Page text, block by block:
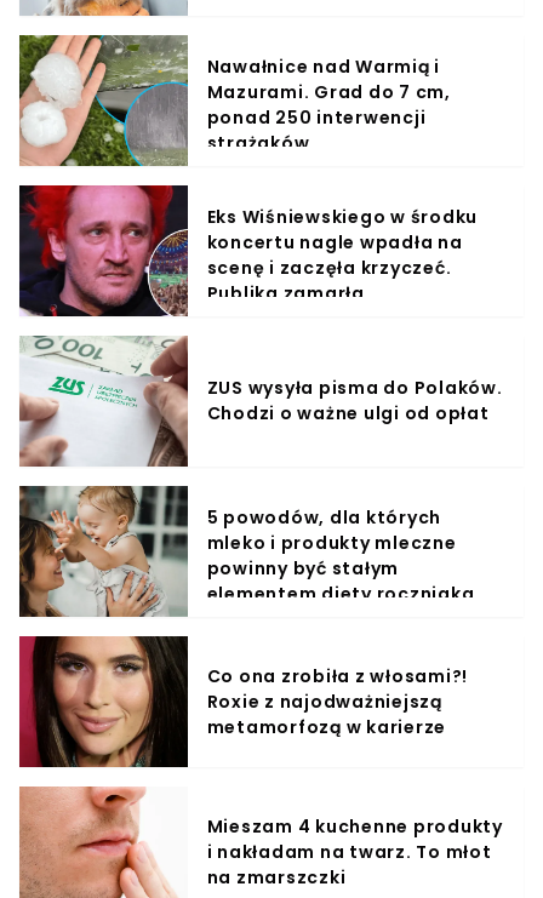
Nawałnice nad Warmią i
Mazurami. Grad do 7 cm,
ponad 250 interwencji
strażaków
Eks Wiśniewskiego w środku
koncertu nagle wpadła na
scenę i zaczęła krzyczeć.
Publika zamarła
ZUS wysyła pisma do Polaków.
Chodzi o ważne ulgi od opłat
5 powodów, dla których
mleko i produkty mleczne
powinny być stałym
elementem diety roczniaka
Co ona zrobiła z włosami?!
Roxie z najodważniejszą
metamorfozą w karierze
Mieszam 4 kuchenne produkty
i nakładam na twarz. To młot
na zmarszczki